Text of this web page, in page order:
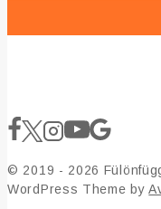
© 2019 - 2026
WordPress Theme by